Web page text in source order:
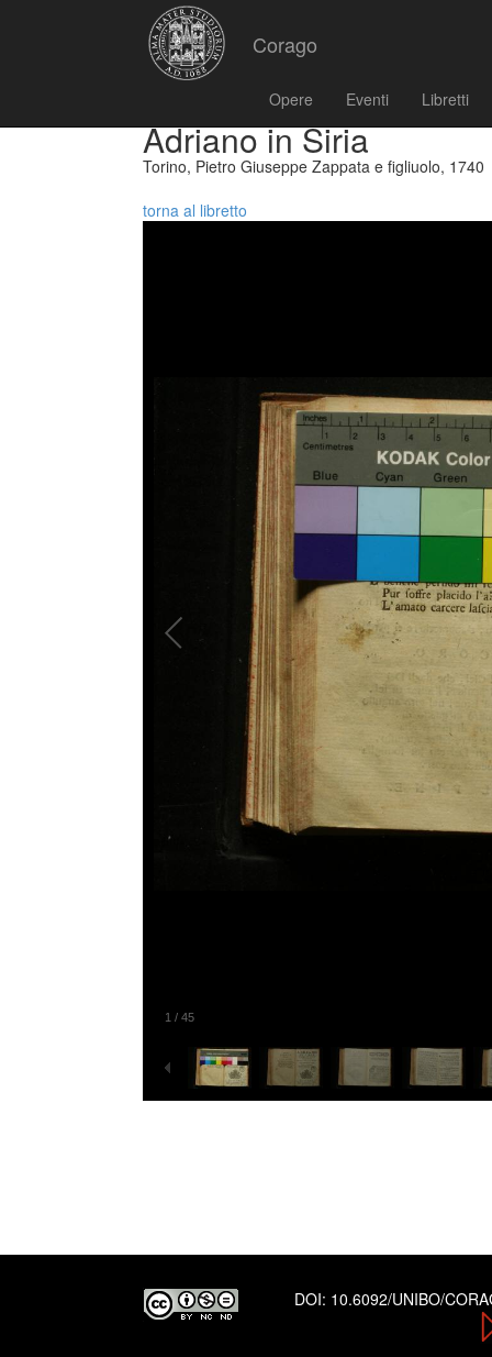
Corago
Opere Eventi Libretti
Adriano in Siria
Torino, Pietro Giuseppe Zappata e figliuolo, 1740
torna al libretto
1 / 45
DOI: 10.6092/UNIBO/